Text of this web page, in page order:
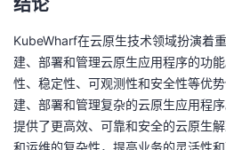
KubeWharf在云原生技术领域扮演着
建、部署和管理云原生应用程序的功
性、稳定性、可观测性和安全性等优
建、部署和管理复杂的云原生应用程
提供了更高效、可靠和安全的云原生
和运维的复杂性，提高业务的灵活性和